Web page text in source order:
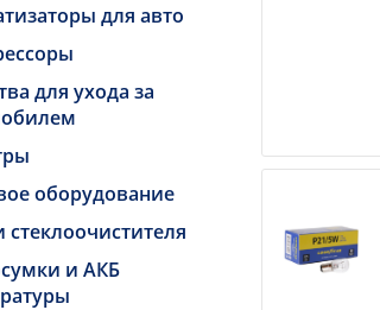
для авто
для ухода за
оборудование
и АКБ